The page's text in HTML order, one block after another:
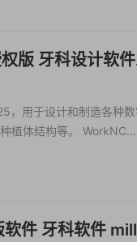
版 牙科设计软
，用于设计和制造各种
构等。 WorkNC
件 牙科软件